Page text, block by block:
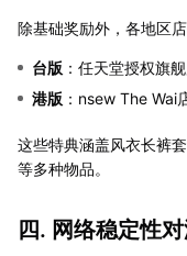
除基础奖励外，各地区
台版 ：任天堂授权旗
港版 ：nsew The Wai
这些特典涵盖风衣长裤
等多种物品。
四. 网络稳定性